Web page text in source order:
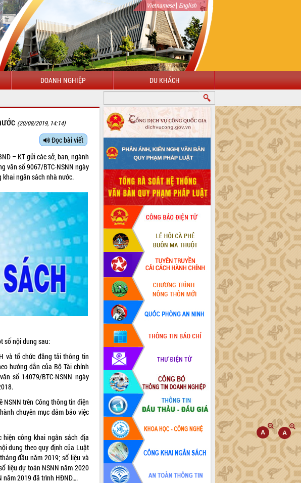
Vietnamese| English
DOANH NGHIỆP DU KHÁCH
CHÀO MỪNG ĐẾN VỚI CỔNG THÔNG TIN ĐIỆN TỬ TỈNH ĐẮK LẮK
(20/08/2019, 14:14)
Đọc bài viết
– KT gửi các sở, ban, ngành
văn số 9067/BTC-NSNN ngày
khai ngân sách nhà nước.
số nội dung sau:
và tổ chức đăng tải thông tin
hướng dẫn của Bộ Tài chính
số 14079/BTC-NSNN ngày
NSNN trên Công thông tin điện
chuyên mục đảm bảo việc
hiện công khai ngân sách địa
dung theo quy định của Luật
đầu năm 2019; số liệu và
liệu dự toán NSNN năm 2020
năm 2019 đã trình HĐND….